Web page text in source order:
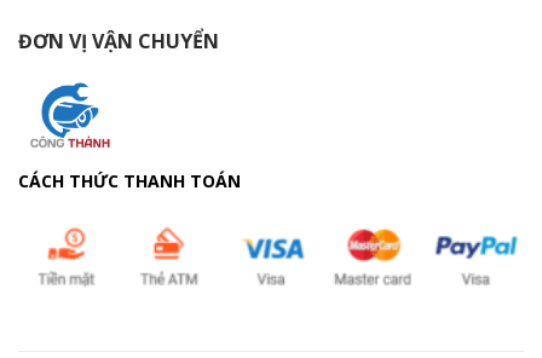
ĐƠN VỊ VẬN CHUYỂN
CÁCH THỨC THANH TOÁN